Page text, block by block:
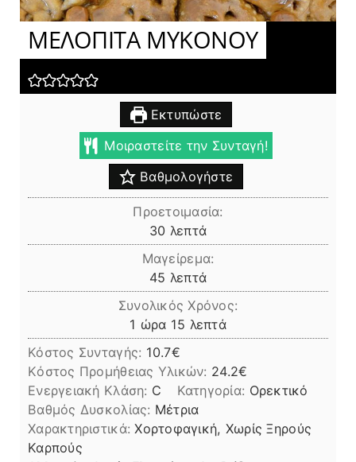
ΜΕΛΟΠΙΤΑ ΜΥΚΟΝΟΥ
Εκτυπώστε
Μοιραστείτε την Συνταγή!
Βαθμολογήστε
Προετοιμασία:
30 λεπτά
λεπτά
Μαγείρεμα:
45 λεπτά
λεπτά
Συνολικός Χρόνος:
1 ώρα
ώρα 15 λεπτά
λεπτά
Κόστος Συνταγής: 10.7€
Kόστος Προμήθειας Υλικών: 24.2
Ενεργειακή Κλάση: C Κατηγορία: Ορεκτικό
Βαθμός Δυσκολίας: Μέτρια
Χαρακτηριστικά:Χορτοφαγική, Χωρίς Ξηρούς
Καρπούς